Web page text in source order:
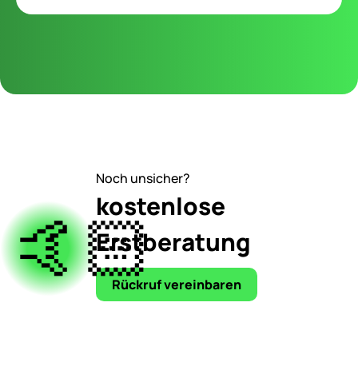
🤙🏻
Noch unsicher?
kostenlose
Erstberatung
Rückruf vereinbaren